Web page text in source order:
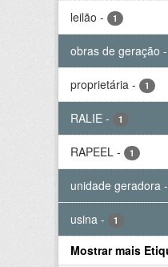
leilão - 1
obras de geração -
proprietária - 1
RALIE - 1
RAPEEL - 1
unidade geradora -
usina - 1
Mostrar mais